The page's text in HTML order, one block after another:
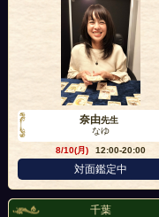
奈由先生
なゆ
8/10(月)
12:00-20:00
対面鑑定中
千葉